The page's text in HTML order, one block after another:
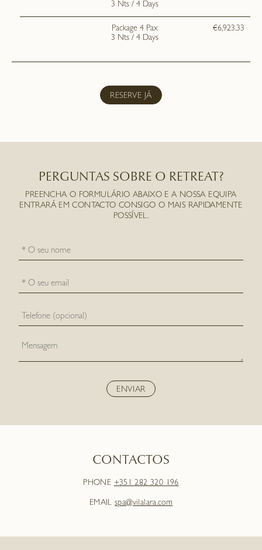
3 Nts / 4 Days
Package 4 Pax
3 Nts / 4 Days
€6,923.33
RESERVE JÁ
PERGUNTAS SOBRE O RETREAT?
PREENCHA O FORMULÁRIO ABAIXO E A NOSSA EQUIPA
ENTRARÁ EM CONTACTO CONSIGO O MAIS RAPIDAMENTE
POSSÍVEL.
CONTACTOS
PHONE +351 282 320 196
EMAILspa@vilalara.com